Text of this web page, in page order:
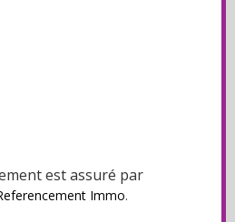
est assuré par
Immo.